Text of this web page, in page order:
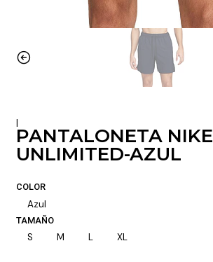
|
PANTALONETA NIKE
UNLIMITED-AZUL
COLOR
Azul
TAMAÑO
S M L XL